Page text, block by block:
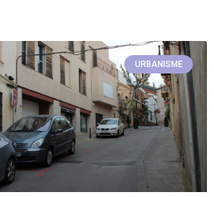
URBANISME